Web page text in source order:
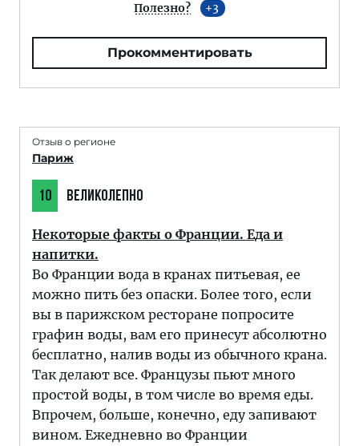
Полезно? 3
Прокомментировать
Отзыв о регионе
Париж
10 ВЕЛИКОЛЕПНО
Некоторые факты о Франции. Еда и
напитки.
Во Франции вода в кранах питьевая, ее
можно пить без опаски. Более того, если
вы в парижском ресторане попросите
графин воды, вам его принесут абсолютно
бесплатно, налив воды из обычного крана.
Так делают все. Французы пьют много
простой воды, в том числе во время еды.
Впрочем, больше, конечно, еду запивают
вином. Ежедневно во Франции